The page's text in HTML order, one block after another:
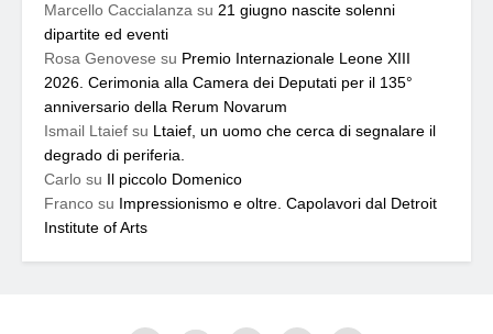
Marcello Caccialanza su 21 giugno nascite solenni
dipartite ed eventi
Rosa Genovese su Premio Internazionale Leone XIII
2026. Cerimonia alla Camera dei Deputati per il 135°
anniversario della Rerum Novarum
Ismail Ltaief su Ltaief, un uomo che cerca di segnalare il
degrado di periferia.
Carlo su Il piccolo Domenico
Franco su Impressionismo e oltre. Capolavori dal Detroit
Institute of Arts